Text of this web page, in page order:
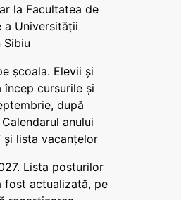
la Facultatea de
a Universității
Sibiu
școala. Elevii și
cursurile și
după
anului
lista vacanțelor
Lista posturilor
fost actualizată, pe